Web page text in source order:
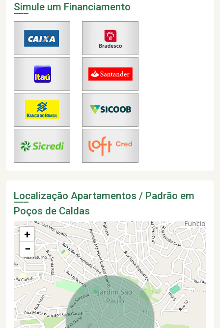
Simule um Financiamento
Localização Apartamentos / Padrão em
Poços de Caldas
+
−